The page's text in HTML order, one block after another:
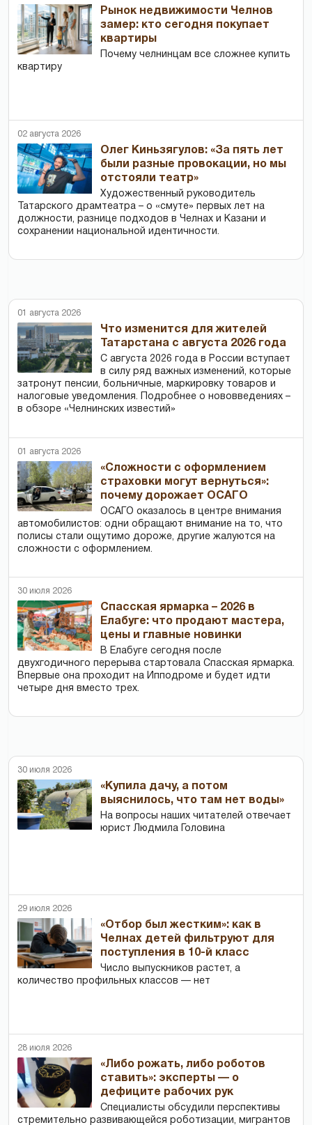
Рынок недвижимости Челнов
замер: кто сегодня покупает
квартиры
Почему челнинцам все сложнее купить
квартиру
02 августа 2026
Олег Киньзягулов: «За пять лет
были разные провокации, но мы
отстояли театр»
Художественный руководитель
Татарского драмтеатра – о «смуте» первых лет на
должности, разнице подходов в Челнах и Казани и
сохранении национальной идентичности.
01 августа 2026
Что изменится для жителей
Татарстана с августа 2026 года
С августа 2026 года в России вступает
в силу ряд важных изменений, которые
затронут пенсии, больничные, маркировку товаров и
налоговые уведомления. Подробнее о нововведениях –
в обзоре «Челнинских известий»
01 августа 2026
«Сложности с оформлением
страховки могут вернуться»:
почему дорожает ОСАГО
ОСАГО оказалось в центре внимания
автомобилистов: одни обращают внимание на то, что
полисы стали ощутимо дороже, другие жалуются на
сложности с оформлением.
30 июля 2026
Спасская ярмарка – 2026 в
Елабуге: что продают мастера,
цены и главные новинки
В Елабуге сегодня после
двухгодичного перерыва стартовала Спасская ярмарка.
Впервые она проходит на Ипподроме и будет идти
четыре дня вместо трех.
30 июля 2026
«Купила дачу, а потом
выяснилось, что там нет воды»
На вопросы наших читателей отвечает
юрист Людмила Головина
29 июля 2026
«Отбор был жестким»: как в
Челнах детей фильтруют для
поступления в 10-й класс
Число выпускников растет, а
количество профильных классов — нет
28 июля 2026
«Либо рожать, либо роботов
ставить»: эксперты — о
дефиците рабочих рук
Специалисты обсудили перспективы
стремительно развивающейся роботизации, мигрантов